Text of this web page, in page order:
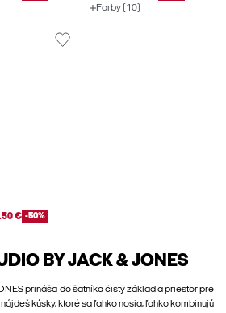
Farby (10)
€ -50%
BY JACK & JONES
prináša do šatníka čistý základ a priestor pre
kúsky, ktoré sa ľahko nosia, ľahko kombinujú